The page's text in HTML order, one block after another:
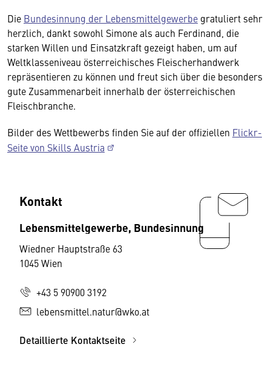
Die Bundesinnung der Lebensmittelgewerbe gratuliert sehr
herzlich, dankt sowohl Simone als auch Ferdinand, die
starken Willen und Einsatzkraft gezeigt haben, um auf
Weltklasseniveau österreichisches Fleischerhandwerk
repräsentieren zu können und freut sich über die besonders
gute Zusammenarbeit innerhalb der österreichischen
Fleischbranche.
Bilder des Wettbewerbs finden Sie auf der offiziellen Flickr-
Seite von Skills Austria
Kontakt
Lebensmittelgewerbe, Bundesinnung
Wiedner Hauptstraße 63
1045 Wien
+43 5 90900 3192
lebensmittel.natur@wko.at
Detaillierte Kontaktseite